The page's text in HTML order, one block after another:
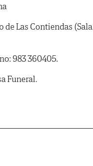
de Las Contiendas (Sala
983 360405.
Funeral.